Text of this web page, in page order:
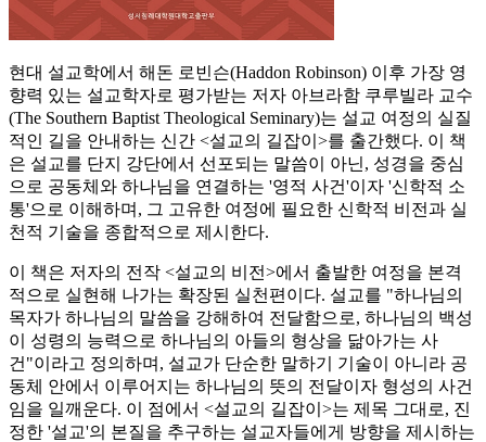
현대 설교학에서 해돈 로빈슨(Haddon Robinson) 이후 가장 영
향력 있는 설교학자로 평가받는 저자 아브라함 쿠루빌라 교수
(The Southern Baptist Theological Seminary)는 설교 여정의 실질
적인 길을 안내하는 신간 <설교의 길잡이>를 출간했다. 이 책
은 설교를 단지 강단에서 선포되는 말씀이 아닌, 성경을 중심
으로 공동체와 하나님을 연결하는 '영적 사건'이자 '신학적 소
통'으로 이해하며, 그 고유한 여정에 필요한 신학적 비전과 실
천적 기술을 종합적으로 제시한다.
이 책은 저자의 전작 <설교의 비전>에서 출발한 여정을 본격
적으로 실현해 나가는 확장된 실천편이다. 설교를 "하나님의
목자가 하나님의 말씀을 강해하여 전달함으로, 하나님의 백성
이 성령의 능력으로 하나님의 아들의 형상을 닮아가는 사
건"이라고 정의하며, 설교가 단순한 말하기 기술이 아니라 공
동체 안에서 이루어지는 하나님의 뜻의 전달이자 형성의 사건
임을 일깨운다. 이 점에서 <설교의 길잡이>는 제목 그대로, 진
정한 '설교'의 본질을 추구하는 설교자들에게 방향을 제시하는